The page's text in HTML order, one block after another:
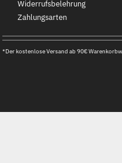
Widerrufsbelehrung
Zahlungsarten
*Der kostenlose Versand ab 90€